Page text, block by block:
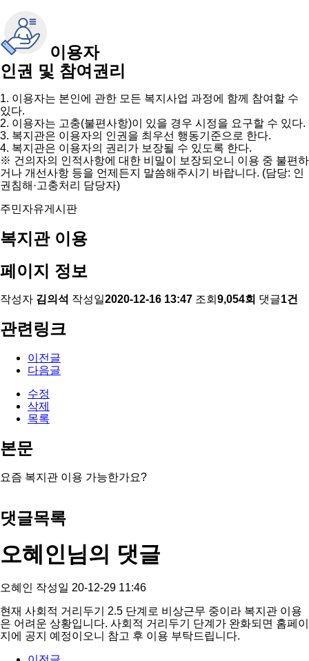
이용자
인권 및 참여권리
1. 이용자는 본인에 관한 모든 복지사업 과정에 함께 참여할 수
있다.
2. 이용자는 고충(불편사항)이 있을 경우 시정을 요구할 수 있다.
3. 복지관은 이용자의 인권을 최우선 행동기준으로 한다.
4. 복지관은 이용자의 권리가 보장될 수 있도록 한다.
※ 건의자의 인적사항에 대한 비밀이 보장되오니 이용 중 불편하
거나 개선사항 등을 언제든지 말씀해주시기 바랍니다. (담당: 인
권침해·고충처리 담당자)
주민자유게시판
복지관 이용
페이지 정보
작성자 김의석 작성일2020-12-16 13:47 조회 9,054회 댓글1건
관련링크
이전글
다음글
수정
삭제
목록
본문
요즘 복지관 이용 가능한가요?
댓글목록
오혜인님의 댓글
오혜인 작성일 20-12-29 11:46
현재 사회적 거리두기 2.5 단계로 비상근무 중이라 복지관 이용
은 어려운 상황입니다. 사회적 거리두기 단계가 완화되면 홈페이
지에 공지 예정이오니 참고 후 이용 부탁드립니다.